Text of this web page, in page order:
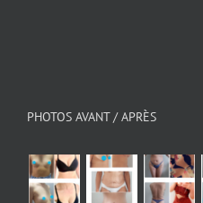
PHOTOS AVANT / APRÈS